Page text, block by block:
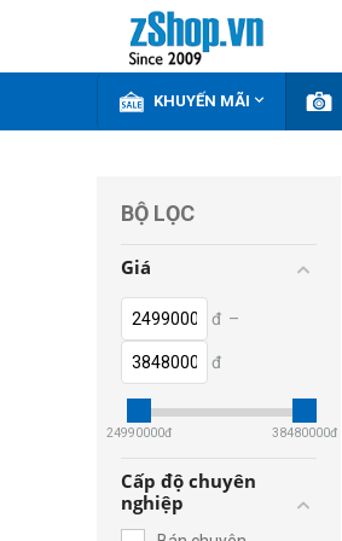
KHUYẾN MÃI 
BỘ LỌC
Giá
đ –
đ
24990000đ 38480000đ
Cấp độ chuyên
nghiệp